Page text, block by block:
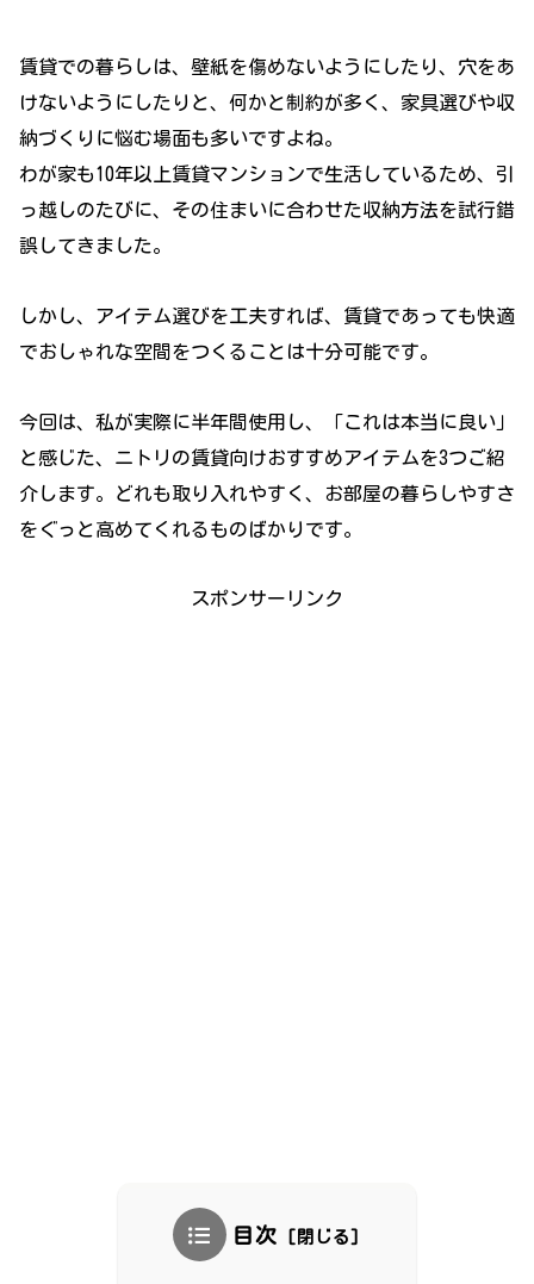
賃貸での暮らしは、壁紙を傷めないようにしたり、穴をあ
けないようにしたりと、何かと制約が多く、家具選びや収
納づくりに悩む場面も多いですよね。
わが家も10年以上賃貸マンションで生活しているため、引
っ越しのたびに、その住まいに合わせた収納方法を試行錯
誤してきました。
しかし、アイテム選びを工夫すれば、賃貸であっても快適
でおしゃれな空間をつくることは十分可能です。
今回は、私が実際に半年間使用し、「これは本当に良い」
と感じた、ニトリの賃貸向けおすすめアイテムを3つご紹
介します。どれも取り入れやすく、お部屋の暮らしやすさ
をぐっと高めてくれるものばかりです。
スポンサーリンク
目次